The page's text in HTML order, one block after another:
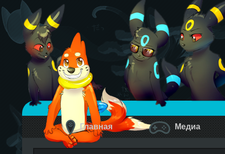
Главная Медиа